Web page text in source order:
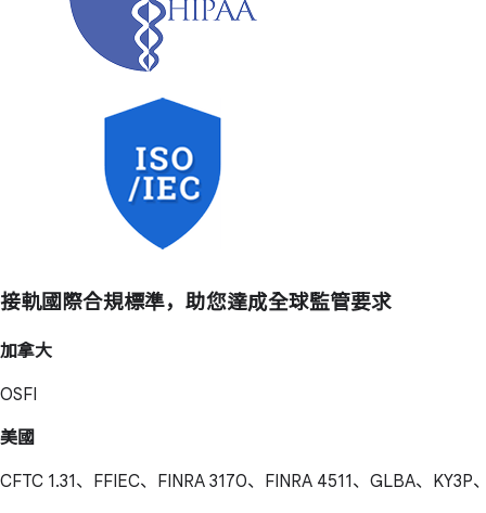
接軌國際合規標準，助您達成全球監管要求
加拿大
OSFI
美國
CFTC 1.31、FFIEC、FINRA 3170、FINRA 4511、GLBA、